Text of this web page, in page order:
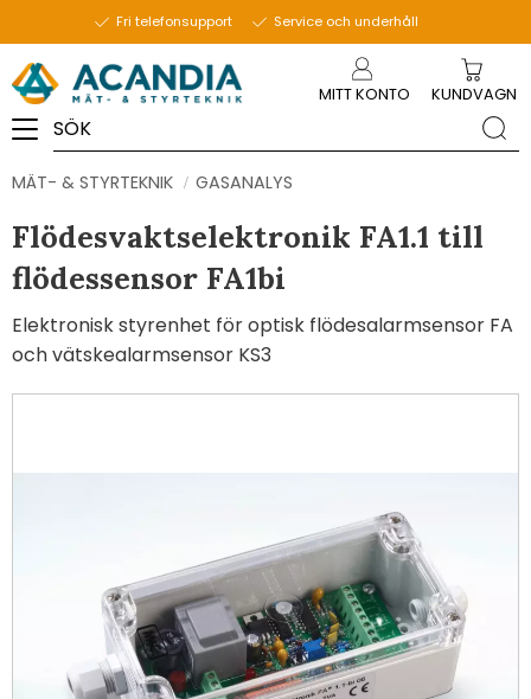
Fri telefonsupport Service och underhåll
MITT KONTO KUNDVAGN
MÄT- & STYRTEKNIK GASANALYS
Flödesvaktselektronik FA1.1 till
flödessensor FA1bi
Elektronisk styrenhet för optisk flödesalarmsensor FA
och vätskealarmsensor KS3